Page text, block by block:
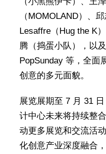
（MOMOLAND）、
Lesaffre（Hug the K
腾（捣蛋小队），以
PopSunday 等，全面
创意的多元面貌。
展览展期至 7 月 31
计中心未来将持续整
动更多展览和交流活
化创意产业深度融合